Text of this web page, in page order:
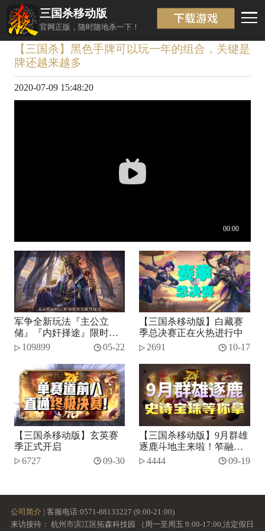
三国杀移动版
官网正版，随时随地杀一下！
返回
【三国杀】黑色手牌可以玩一年的组合，关键是
牌还越来越多
2020-07-09 15:48:20
军争全新玩法『主公立
储』『内奸择途』限时开
启！109899 05-22
【三国杀移动版】白藏赛
季总决赛正在火热进行中
2691
10-17
【三国杀移动版】玄英赛
季正式开启
6727
09-30
【三国杀移动版】9月群雄
逐鹿斗地主来啦！笮融、
势张燕加入将池~
4444 09-19
公司简介 | 客服电话:0571-88133227 (9:00-21:00)
来访接待： 杭州市滨江区拓森科技园 （周一至周五 9:00-17:00,法定假日